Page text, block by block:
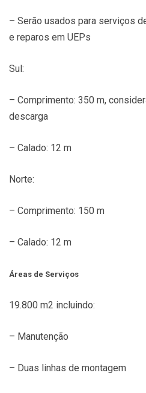
– Serão usados para serviços
e reparos em UEPs
Sul:
– Comprimento: 350 m,
descarga
– Calado: 12 m
Norte:
– Comprimento: 150 m
– Calado: 12 m
Áreas de Serviços
19.800 m2 incluindo:
– Manutenção
– Duas linhas de montagem